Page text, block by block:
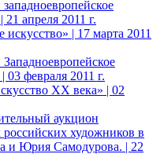
апреля 2011 г.
| 17 марта 2011
февраля 2011 г.
ХХ века» | 02
аукцион
художников в
и Юрия Самодурова. | 22